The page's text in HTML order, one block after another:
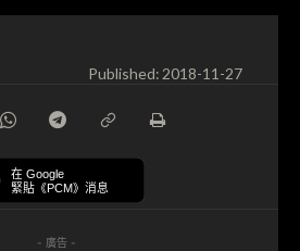
Published:2018-11-27
在 Google
緊貼《PCM》消息
- 廣告 -